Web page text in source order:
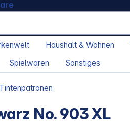
Haushalt & Wohnen
Spielwaren Sonstiges
Tintenpatronen
No. 903 XL